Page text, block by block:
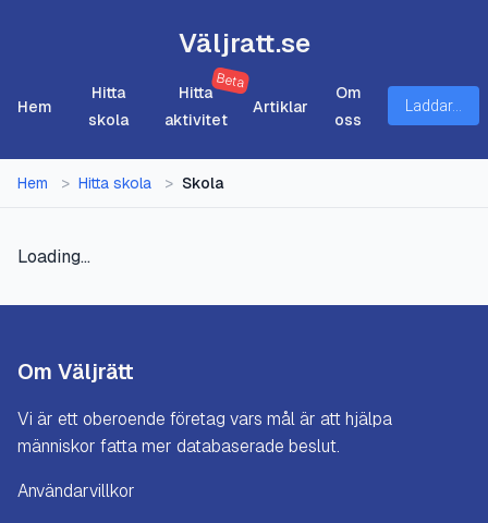
Väljratt.se
Hem
Hitta
skola
Hitta
aktivitet
Beta
Artiklar
Om
oss
Laddar...
Hem > Hitta skola > Skola
Loading...
Om Väljrätt
Vi är ett oberoende företag vars mål är att hjälpa
människor fatta mer databaserade beslut.
Användarvillkor